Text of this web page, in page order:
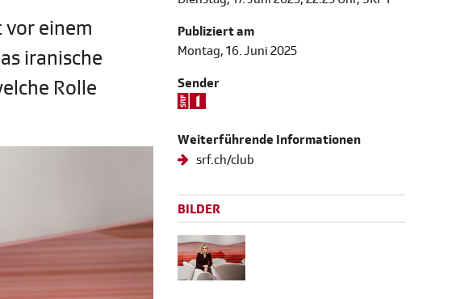
vor einem
iranische
Rolle
Publiziert am
Montag, 16. Juni 2025
Sender
Weiterführende Informationen
srf.ch/club
BILDER